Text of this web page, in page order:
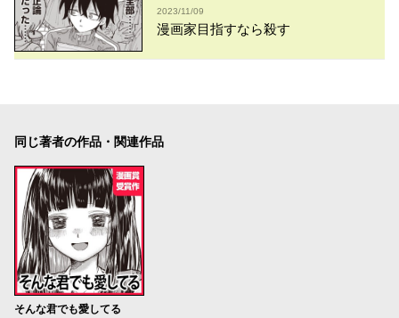
2023/11/09
漫画家目指すなら殺す
同じ著者の作品・関連作品
そんな君でも愛してる